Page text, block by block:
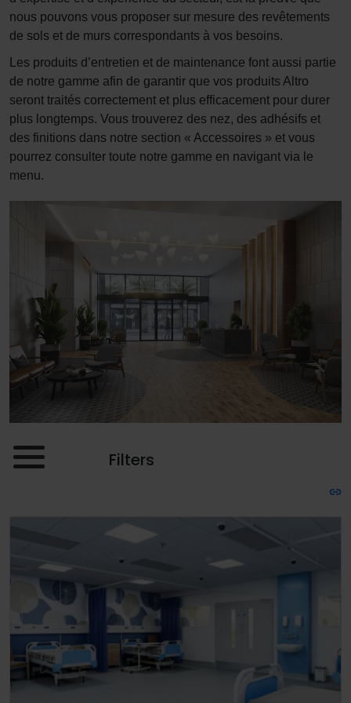
nous pouvons vous proposer sur mesure des revêtements
de sols et de murs correspondants à vos besoins.
Les produits d’entretien et de maintenance font aussi partie
de notre gamme afin de garantir que vos produits Altro
seront traités correctement et plus efficacement pour durer
plus longtemps. Vous trouverez des nez, des adhésifs et
des finitions dans notre section « Accessoires » et vous
pourrez consulter toute notre gamme en navigant via le
menu.
Filters